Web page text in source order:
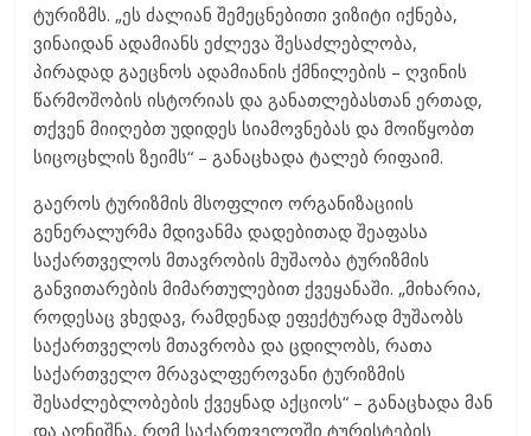
ტურიზმს. „ეს ძალიან შემეცნებითი ვიზიტი იქნება,
ვინაიდან ადამიანს ეძლევა შესაძლებლობა,
პირადად გაეცნოს ადამიანის ქმნილების – ღვინის
წარმოშობის ისტორიას და განათლებასთან ერთად,
თქვენ მიიღებთ უდიდეს სიამოვნებას და მოიწყობთ
სიცოცხლის ზეიმს“ – განაცხადა ტალებ რიფაიმ.
გაეროს ტურიზმის მსოფლიო ორგანიზაციის
გენერალურმა მდივანმა დადებითად შეაფასა
საქართველოს მთავრობის მუშაობა ტურიზმის
განვითარების მიმართულებით ქვეყანაში. „მიხარია,
როდესაც ვხედავ, რამდენად ეფექტურად მუშაობს
საქართველოს მთავრობა და ცდილობს, რათა
საქართველო მრავალფეროვანი ტურიზმის
შესაძლებლობების ქვეყნად აქციოს“ – განაცხადა მან
და აღნიშნა, რომ საქართველოში ტურისტების